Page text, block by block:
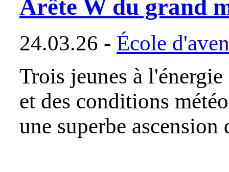
Arête W du grand
24.03.26 - École
Trois jeunes à
et des conditions
une superbe